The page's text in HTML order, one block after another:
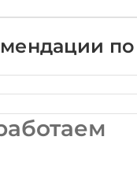
по